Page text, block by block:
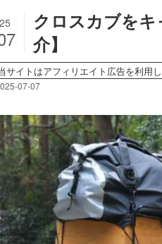
クロスカブを
介】
サイトはアフィリエイト広告を利用
07-07